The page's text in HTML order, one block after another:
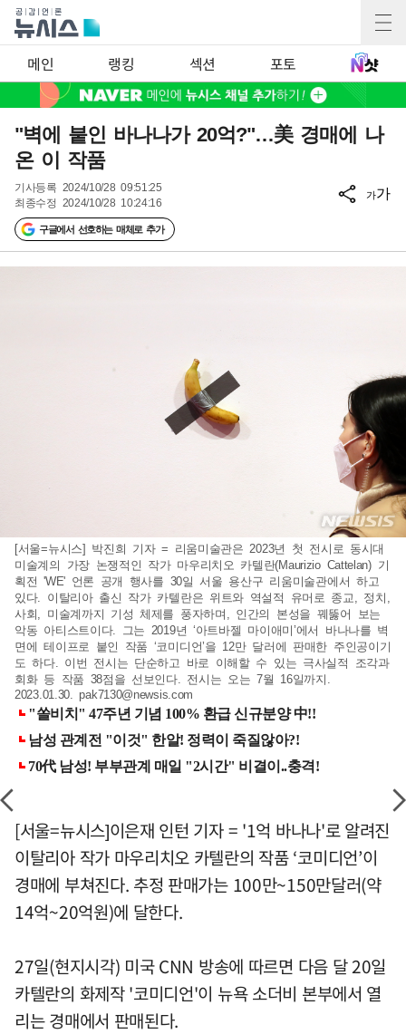
메인 랭킹 섹션 포토
"벽에 붙인 바나나가 20억?"…美 경매에 나
온 이 작품
기사등록 2024/10/28 09:51:25
최종수정 2024/10/28 10:24:16
구글에서 선호하는 매체로 추가
가가
[서울=뉴시스] 박진희 기자 = 리움미술관은 2023년 첫 전시로 동시대
미술계의 가장 논쟁적인 작가 마우리치오 카텔란(Maurizio Cattelan) 기
획전 'WE' 언론 공개 행사를 30일 서울 용산구 리움미술관에서 하고
있다. 이탈리아 출신 작가 카텔란은 위트와 역설적 유머로 종교, 정치,
사회, 미술계까지 기성 체제를 풍자하며, 인간의 본성을 꿰뚫어 보는
악동 아티스트이다. 그는 2019년 ‘아트바젤 마이애미’에서 바나나를 벽
면에 테이프로 붙인 작품 ‘코미디언’을 12만 달러에 판매한 주인공이기
도 하다. 이번 전시는 단순하고 바로 이해할 수 있는 극사실적 조각과
회화 등 작품 38점을 선보인다. 전시는 오는 7월 16일까지.
2023.01.30.pak7130@newsis.com
[서울=뉴시스]이은재 인턴 기자 = '1억 바나나'로 알려진
이탈리아 작가 마우리치오 카텔란의 작품 ‘코미디언’이
경매에 부쳐진다. 추정 판매가는 100만~150만달러(약
14억~20억원)에 달한다.
27일(현지시각) 미국 CNN 방송에 따르면 다음 달 20일
카텔란의 화제작 '코미디언'이 뉴욕 소더비 본부에서 열
리는 경매에서 판매된다.